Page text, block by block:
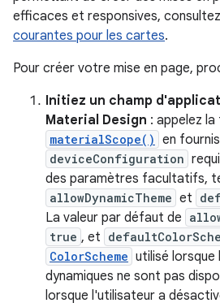
efficaces et responsives, consultez
courantes pour les cartes.
Pour créer votre mise en page,
Initiez un champ
Material Design : appelez
materialScope() en
deviceConfiguration
des paramètres facultatifs,
allowDynamicTheme et
La valeur par défaut de
true , et
ColorScheme utilisé lorsque
dynamiques ne sont pas
lorsque l'utilisateur a